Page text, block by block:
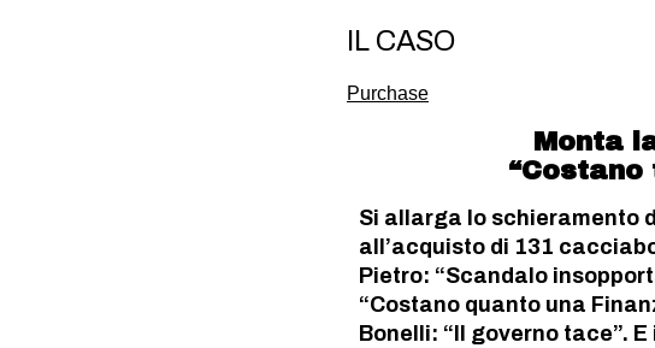
IL CASO
Purchase
Monta
“Costano
Si allarga lo schieramento
all’acquisto di 131
Pietro: “Scandalo
“Costano quanto una
Bonelli: “Il governo tace”. E